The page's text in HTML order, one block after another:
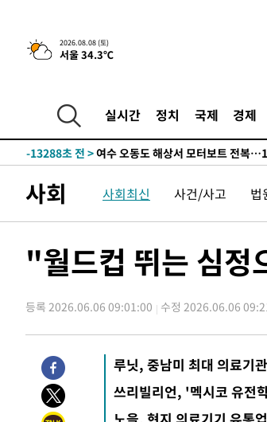
2026.08.08 (토)
서울 34.3℃
실시간 정치 국제 경제
-28616초 전 >온열질환 사망자 3명 늘어…누적 환자
-22561초 전 >강릉에 시간당 81.4㎜ 물폭탄…도로
-16378초 전 >
선재도서 해루질 나섰다 실종 60대,
-13912초 전 >
-13288초 전 >여수 오동도 해상서 모터보트 전복
주 날씨]
-6533초 전 >
축구협회 "압수수색·성접대 논란 사
-5050초 전 >[속보]'압수수색·성접대 논란' 축구협
3시간 전 > [속보]뉴욕증시 상승 마감…S&P 0.6%
-29885초 전 >[속보]이강인 "감독님이 원하는 마음
-29667초 전 >수도권 40도 육박 '펄펄'…동해안 일
-28636초 전 >
온열질환 사망자 3명 늘어…누적 환
-22581초 전 >
강릉에 시간당 81.4㎜ 물폭탄…도로
-18688초 전 >
백운산서 80년근 천종산삼 9뿌리
사회 사회최신 사건/사고 법
"월드컵 뛰는 심
등록 2026.06.06 09:01:00 수정 2026.06.06
루닛, 중남미 최대 의료기
쓰리빌리언, '멕시코 유전